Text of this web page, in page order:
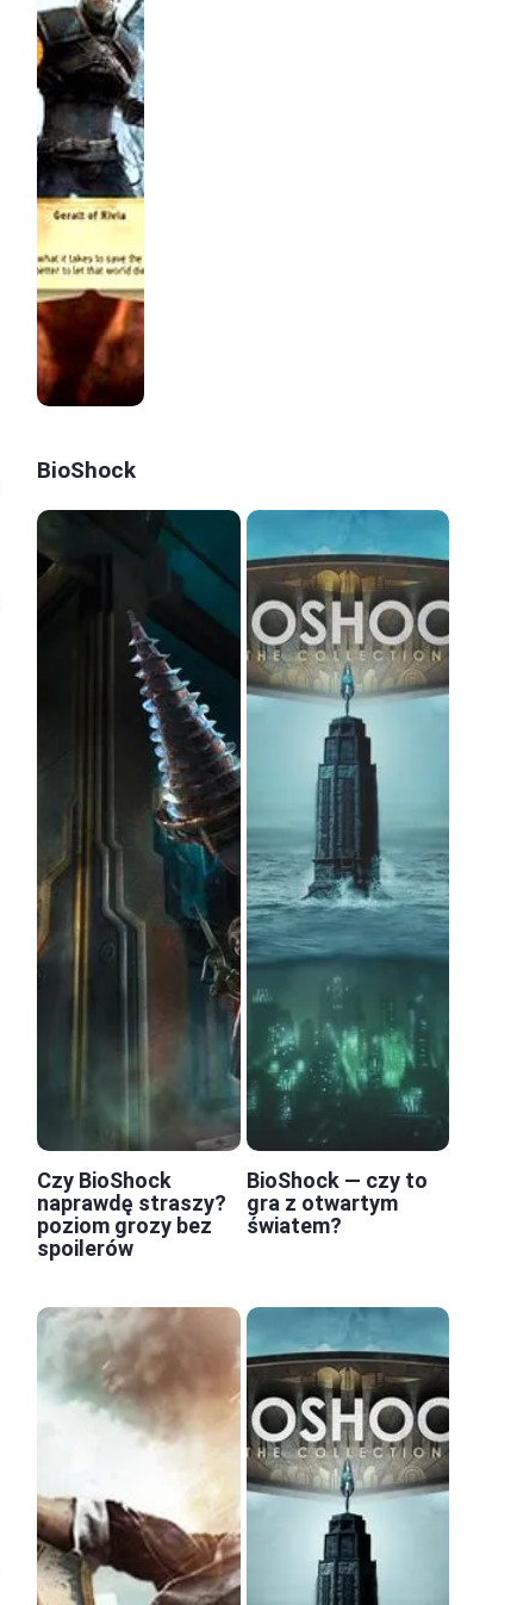
BioShock
Czy BioShock
naprawdę straszy?
poziom grozy bez
spoilerów
BioShock — czy to
gra z otwartym
światem?